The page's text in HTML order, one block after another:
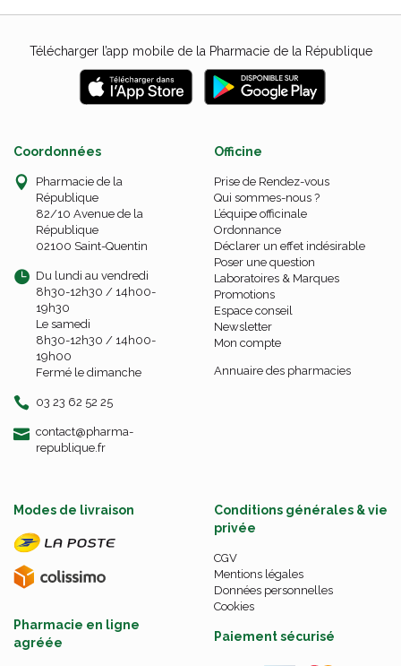
Télécharger l’app mobile de la Pharmacie de la République
Coordonnées
Pharmacie de la
République
82/10 Avenue de la
République
02100 Saint-Quentin
Du lundi au vendredi
8h30-12h30 / 14h00-
19h30
Le samedi
8h30-12h30 / 14h00-
19h00
Fermé le dimanche
03 23 62 52 25
contact-
@-
pharma-
republique.fr
Officine
Prise de Rendez-vous
Qui sommes-nous ?
L’équipe officinale
Ordonnance
Déclarer un effet indésirable
Poser une question
Laboratoires & Marques
Promotions
Espace conseil
Newsletter
Mon compte
Annuaire des pharmacies
Modes de livraison
Pharmacie en ligne
agréée
Conditions générales & vie
privée
CGV
Mentions légales
Données personnelles
Cookies
Paiement sécurisé